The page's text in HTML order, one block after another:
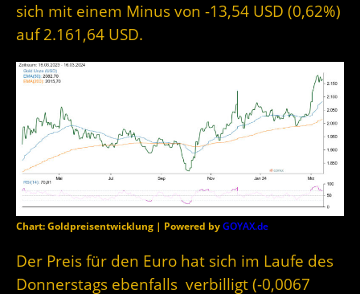
sich mit einem Minus von -13,54 USD (0,62%)
auf 2.161,64 USD.
Chart: Goldpreisentwicklung | Powered byGOYAX.de
Der Preis für den Euro hat sich im Laufe des
Donnerstags ebenfalls verbilligt (-0,0067